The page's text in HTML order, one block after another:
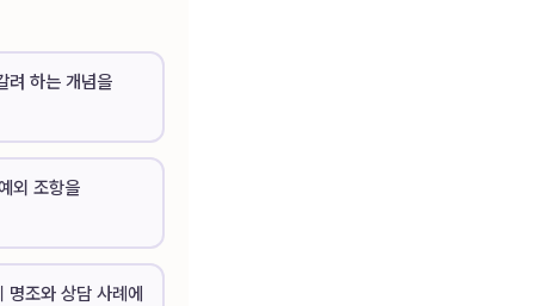
려 하는 개념을
외 조항을
조와 상담 사례에